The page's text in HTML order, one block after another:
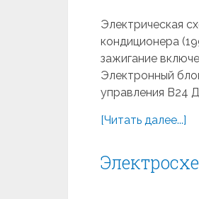
Электрическая
кондиционера
зажигание
Электронный
управления B24
[Читать далее...]